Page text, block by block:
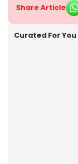
Share Article
Curated For You